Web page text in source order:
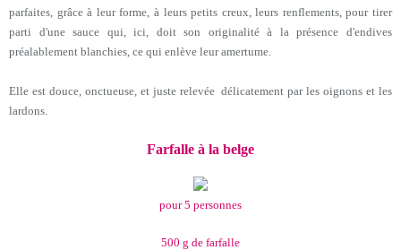
parfaites, grâce à leur forme, à leurs petits creux, leurs renflements, pour tirer
parti d'une sauce qui, ici, doit son originalité à la présence d'endives
préalablement blanchies, ce qui enlève leur amertume.
Elle est douce, onctueuse, et juste relevée délicatement par les oignons et les
lardons.
Farfalle à la belge
pour 5 personnes
500 g de farfalle